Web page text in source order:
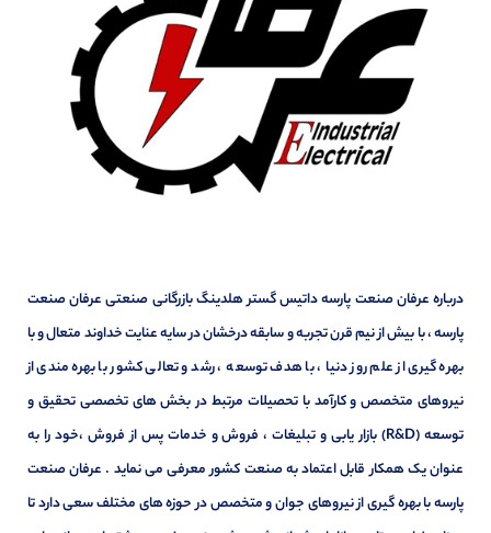
درباره عرفان صنعت پارسه داتیس گستر هلدینگ بازرگانی صنعتی عرفان صنعت
پارسه ، با بیش از نیم قرن تجربه و سابقه درخشان در سایه عنایت خداوند متعال و با
بهره گیری از علم روز دنیا ، با هدف توسعه ، رشد و تعالی کشور با بهره مندی از
نیروهای متخصص و کارآمد با تحصیلات مرتبط در بخش های تخصصی تحقیق و
توسعه (R&D) بازار یابی و تبلیغات ، فروش و خدمات پس از فروش ،خود را به
عنوان یک همکار قابل اعتماد به صنعت کشور معرفی می نماید . عرفان صنعت
پارسه با بهره گیری از نیروهای جوان و متخصص در حوزه های مختلف سعی دارد تا